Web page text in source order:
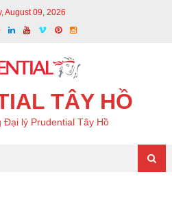
August 09, 2026
TÂY HỒ
Đại lý Prudential Tây Hồ